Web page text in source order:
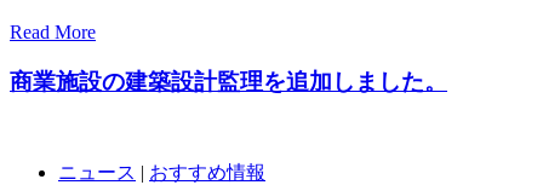
Read More
商業施設の建築設計監理を追加しました。
ニュース | おすすめ情報